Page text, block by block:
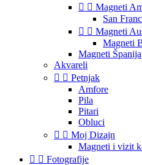
  Magneti
San
  Magneti
Magneti
Magneti Španija
Akvareli
  Petnjak
Amfore
Pila
Pitari
Obluci
  Moj Dizajn
Magneti i vizit
  Fotografije